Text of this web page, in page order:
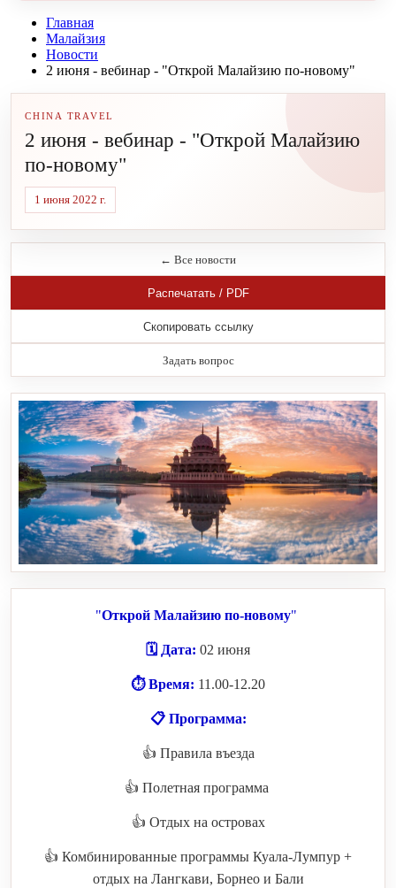
Главная
Малайзия
Новости
2 июня - вебинар - "Открой Малайзию по-новому"
CHINA TRAVEL
2 июня - вебинар - "Открой Малайзию
по-новому"
1 июня 2022 г.
← Все новости
Распечатать / PDF
Скопировать ссылку
Задать вопрос
"Открой Малайзию по-новому"
🗓 Дата: 02 июня
⏱ Время: 11.00-12.20
📋 Программа:
👍 Правила въезда
👍 Полетная программа
👍 Отдых на островах
👍 Комбинированные программы Куала-Лумпур +
отдых на Лангкави, Борнео и Бали